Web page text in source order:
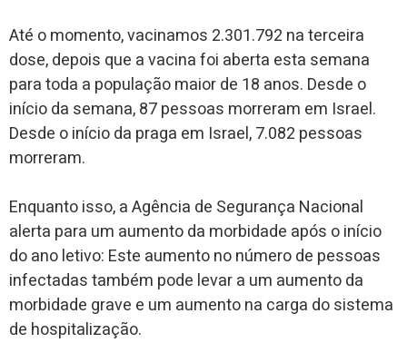
Até o momento, vacinamos 2.301.792 na terceira
dose, depois que a vacina foi aberta esta semana
para toda a população maior de 18 anos. Desde o
início da semana, 87 pessoas morreram em Israel.
Desde o início da praga em Israel, 7.082 pessoas
morreram.
Enquanto isso, a Agência de Segurança Nacional
alerta para um aumento da morbidade após o início
do ano letivo: Este aumento no número de pessoas
infectadas também pode levar a um aumento da
morbidade grave e um aumento na carga do sistema
de hospitalização.